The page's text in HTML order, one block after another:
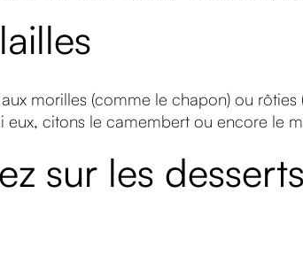
morilles (comme le chapon) ou
citons le camembert ou encore le
sur les